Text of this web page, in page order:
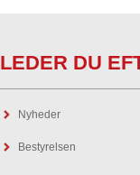
LEDER DU
Nyheder
Bestyrelsen